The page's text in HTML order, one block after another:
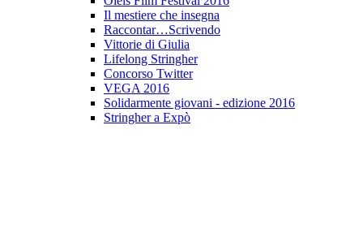
Il mestiere che insegna
Raccontar…Scrivendo
Vittorie di Giulia
Lifelong Stringher
Concorso Twitter
VEGA 2016
Solidarmente giovani - edizione 2016
Stringher a Expò